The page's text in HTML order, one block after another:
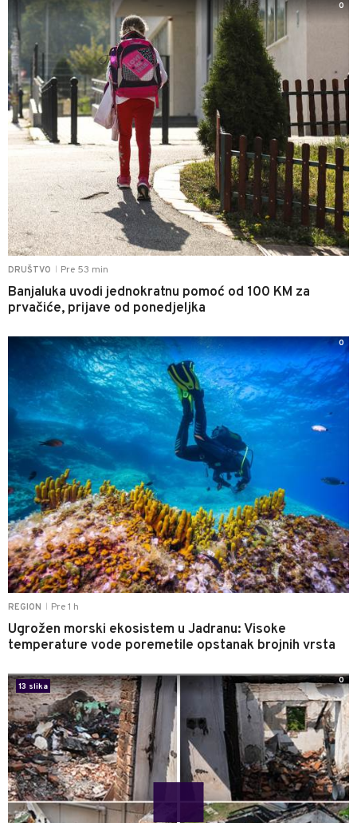
DRUŠTVO Pre 53 min
Banjaluka uvodi jednokratnu pomoć od 100 KM za
prvačiće, prijave od ponedjeljka
0
REGION Pre 1 h
Ugrožen morski ekosistem u Jadranu: Visoke
temperature vode poremetile opstanak brojnih vrsta
0
13 slika
0